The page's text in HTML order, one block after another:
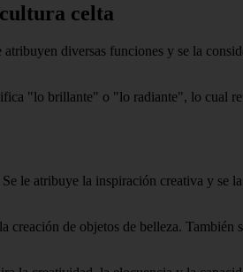
celta
diversas funciones y se la
"lo brillante" o "lo radiante", lo cual
le atribuye la inspiración creativa y se
de objetos de belleza.